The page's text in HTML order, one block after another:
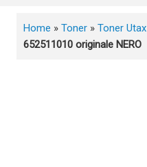
Home » Toner » Toner Utax
652511010 originale NERO